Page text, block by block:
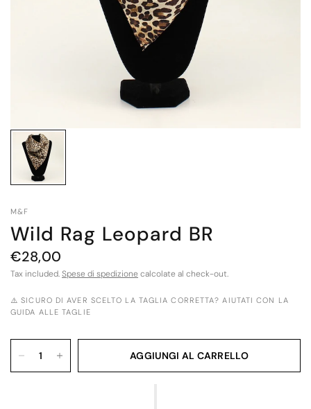
M&F
Wild Rag Leopard BR
€28,00
Tax included.Spese di spedizione calcolate al check-out.
⚠️ SICURO DI AVER SCELTO LA TAGLIA CORRETTA? AIUTATI CON LA
GUIDA ALLE TAGLIE
AGGIUNGI AL CARRELLO